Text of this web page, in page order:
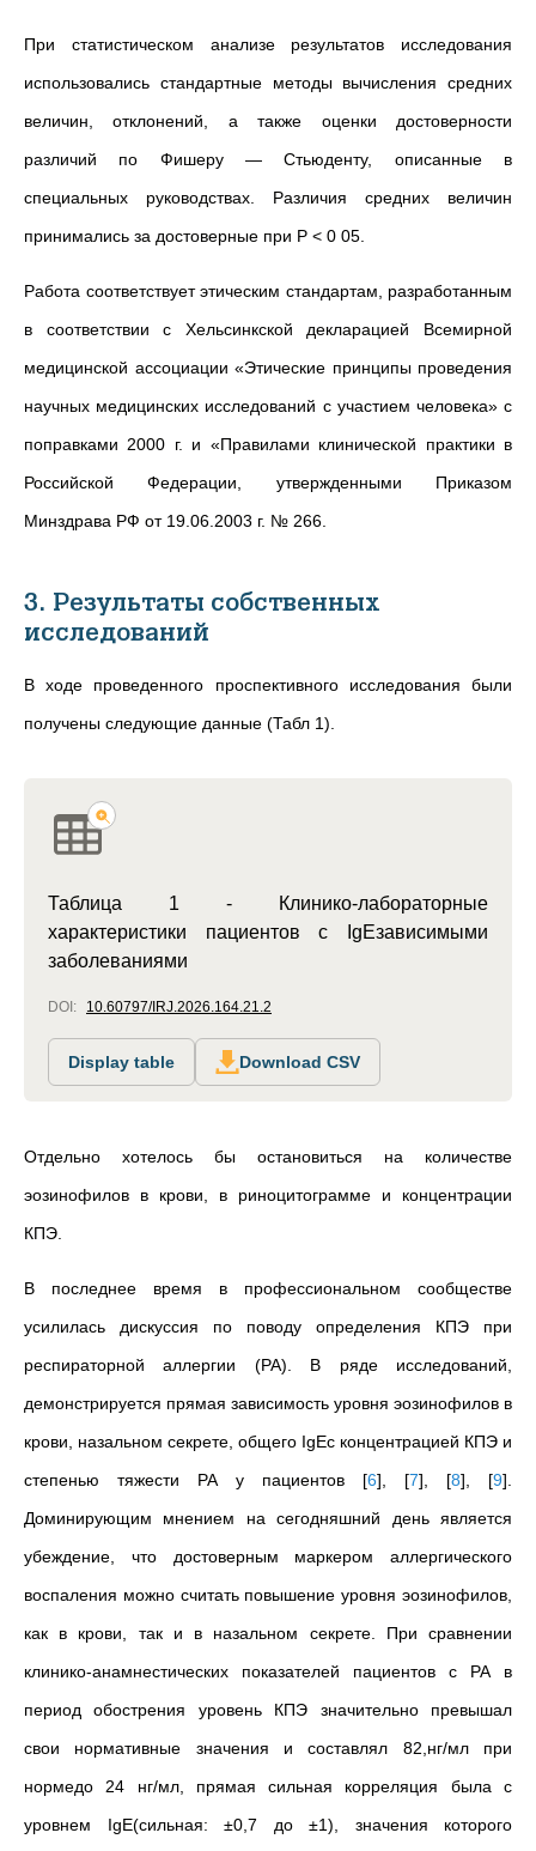
При статистическом анализе результатов исследования
использовались стандартные методы вычисления средних
величин, отклонений, а также оценки достоверности
различий по Фишеру — Стьюденту, описанные в
специальных руководствах. Различия средних величин
принимались за достоверные при Р < 0 05.
Работа соответствует этическим стандартам, разработанным
в соответствии с Хельсинкской декларацией Всемирной
медицинской ассоциации «Этические принципы проведения
научных медицинских исследований с участием человека» с
поправками 2000 г. и «Правилами клинической практики в
Российской Федерации, утвержденными Приказом
Минздрава РФ от 19.06.2003 г. № 266.
3. Результаты собственных
исследований
В ходе проведенного проспективного исследования были
получены следующие данные (Табл 1).
Таблица 1 - Клинико-лабораторные
характеристики пациентов с IgEзависимыми
заболеваниями
DOI: 10.60797/IRJ.2026.164.21.2
Display table Download CSV
Отдельно хотелось бы остановиться на количестве
эозинофилов в крови, в риноцитограмме и концентрации
КПЭ.
В последнее время в профессиональном сообществе
усилилась дискуссия по поводу определения КПЭ при
респираторной аллергии (РА). В ряде исследований,
демонстрируется прямая зависимость уровня эозинофилов в
крови, назальном секрете, общего IgEс концентрацией КПЭ и
степенью тяжести РА у пациентов [6] [7] [8] [9]
Доминирующим мнением на сегодняшний день является
убеждение, что достоверным маркером аллергического
воспаления можно считать повышение уровня эозинофилов,
как в крови, так и в назальном секрете. При сравнении
клинико-анамнестических показателей пациентов с РА в
период обострения уровень КПЭ значительно превышал
свои нормативные значения и составлял 82,нг/мл при
нормедо 24 нг/мл, прямая сильная корреляция была с
уровнем IgE(сильная: ±0,7 до ±1), значения которого